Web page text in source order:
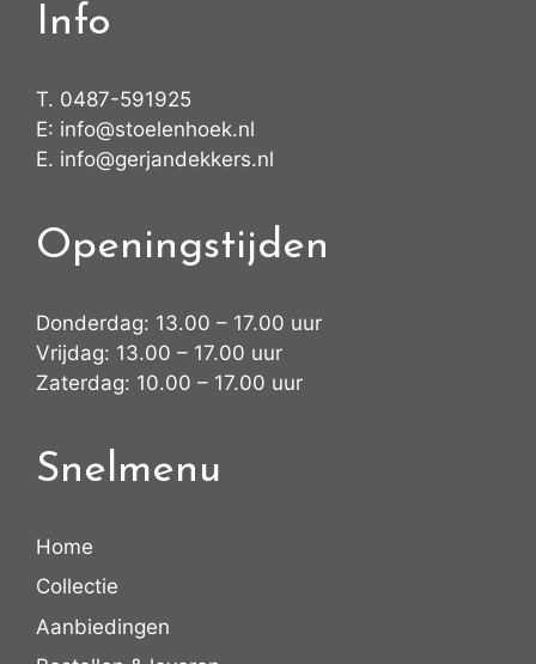
Info
T. 0487-591925
E: info@stoelenhoek.nl
E. info@gerjandekkers.nl
Openingstijden
Donderdag: 13.00 – 17.00 uur
Vrijdag: 13.00 – 17.00 uur
Zaterdag: 10.00 – 17.00 uur
Snelmenu
Home
Collectie
Aanbiedingen